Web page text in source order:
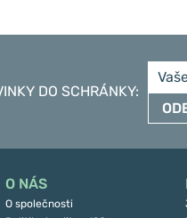
DO SCHRÁNKY:
O NÁS
O společnosti